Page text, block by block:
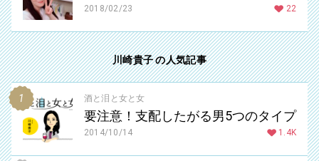
2018/02/23 22
川崎貴子 の人気記事
酒と泪と女と女
要注意！支配したがる男5つのタイプ
2014/10/14 1.4K